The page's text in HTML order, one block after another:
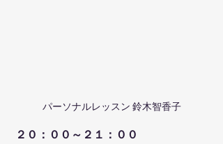
パーソナルレッスン 鈴木智香子
２０：００～２１：００